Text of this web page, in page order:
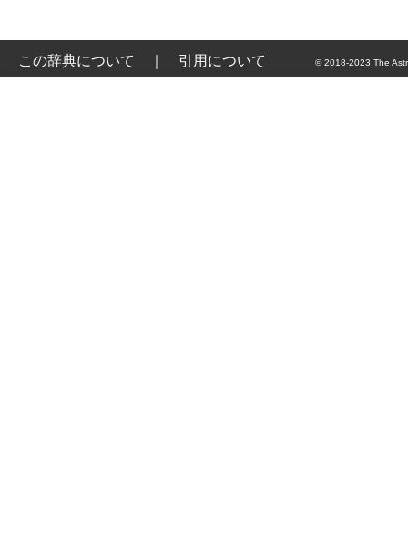
この辞典について 引用について © 2018-2023 The